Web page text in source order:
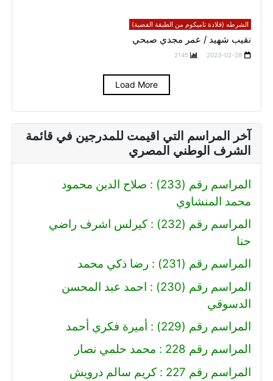
الشرطه (قلادة تاميكوم من الطبقة الفضية)
نقيب شهيد / عمر مجدي صبحي
2023-02-28
2145
Load More
آخر المراسم التي اقيمت للمدرجين في قائمة
الشرف الوطني المصري
المراسم رقم (233) : صلاح الدين محمود
محمد المنشاوي
المراسم رقم (232) : كيرلس اشرف راضي
حنا
المراسم رقم (231) : رضا ذكي محمد
المراسم رقم (230) : احمد عبد المحسن
الدسوقي
المراسم رقم (229) : أميرة فكري أحمد
المراسم رقم 228 : محمد حلمي نصار
المراسم رقم 227 : كريم سالم درويش